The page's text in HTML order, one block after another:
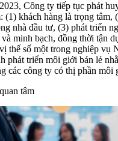
Công ty tiếp tục phát
(1) khách hàng là trọng tâm,
nhà đầu tư, (3) phát triển
minh bạch, đồng thời tận
thế số một trong nghiệp vụ
phát triển môi giới bán lẻ
các công ty có thị phần môi
tâm